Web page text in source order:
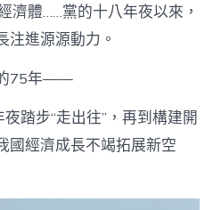
濟體……黨的十八年夜以來，
注進源源動力。
的75年——
踏步“走出往”，再到構建開
國經濟成長不竭拓展新空